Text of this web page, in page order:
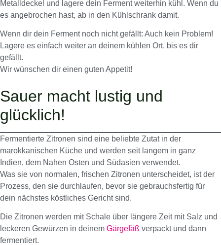
Metalldeckel und lagere dein Ferment weiterhin kühl. Wenn du
es angebrochen hast, ab in den Kühlschrank damit.
Wenn dir dein Ferment noch nicht gefällt: Auch kein Problem!
Lagere es einfach weiter an deinem kühlen Ort, bis es dir
gefällt.
Wir wünschen dir einen guten Appetit!
Sauer macht lustig und
glücklich!
Fermentierte Zitronen sind eine beliebte Zutat in der
marokkanischen Küche und werden seit langem in ganz
Indien, dem Nahen Osten und Südasien verwendet.
Was sie von normalen, frischen Zitronen unterscheidet, ist der
Prozess, den sie durchlaufen, bevor sie gebrauchsfertig für
dein nächstes köstliches Gericht sind.
Die Zitronen werden mit Schale über längere Zeit mit Salz und
leckeren Gewürzen in deinem Gärgefäß verpackt und dann
fermentiert.